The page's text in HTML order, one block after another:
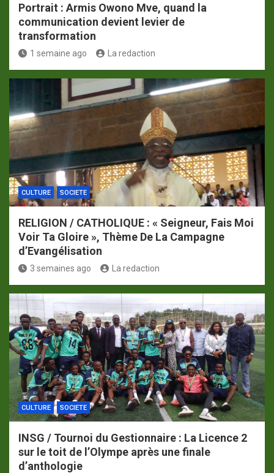
Portrait : Armis Owono Mve, quand la
communication devient levier de
transformation
1 semaine ago La redaction
CULTURE SOCIETE
RELIGION / CATHOLIQUE : « Seigneur, Fais Moi
Voir Ta Gloire », Thème De La Campagne
d’Evangélisation
3 semaines ago La redaction
CULTURE SOCIETE
INSG / Tournoi du Gestionnaire : La Licence 2
sur le toit de l’Olympe après une finale
d’anthologie